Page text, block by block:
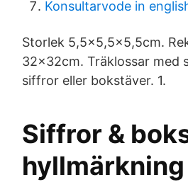
Konsultarvode in
Storlek 5,5x5,5x5,5cm.
32x32cm. Träklossar med
siffror eller bokstäver. 1.
Siffror &